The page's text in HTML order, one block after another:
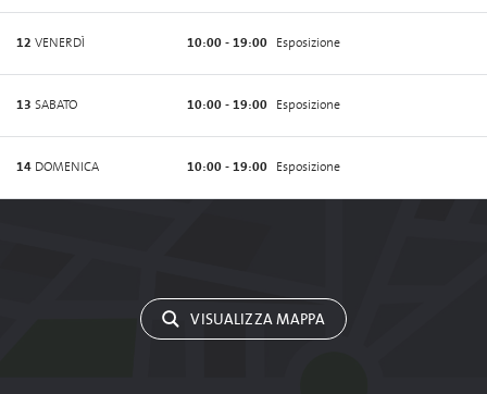
12 VENERDÌ 10:00 - 19:00 Esposizione
13 SABATO 10:00 - 19:00 Esposizione
14 DOMENICA 10:00 - 19:00 Esposizione
VISUALIZZA MAPPA